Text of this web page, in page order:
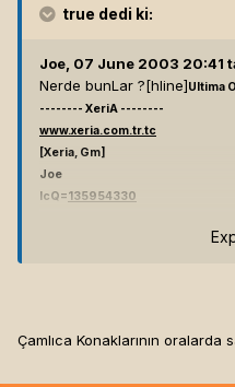
true dedi ki:
Joe, 07 June 2003 20:41
Nerde bunLar ?[hline]Ultima
-------- XeriA --------
www.xeria.com.tr.tc
[Xeria, Gm]
Joe
IcQ=135954330
Çamlıca Konaklarının oralarda